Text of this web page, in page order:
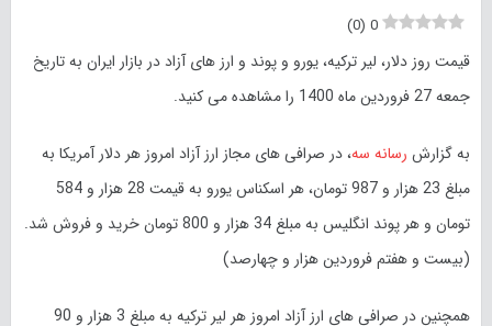
0
(
0
)
قیمت روز دلار، لیر ترکیه، یورو و پوند و ارز های آزاد در بازار ایران به تاریخ
جمعه 27 فروردین ماه 1400 را مشاهده می کنید.
به گزارش رسانه سه، در صرافی های مجاز ارز آزاد امروز هر دلار آمریکا به
مبلغ 23 هزار و 987 تومان، هر اسکناس یورو به قیمت 28 هزار و 584
تومان و هر پوند انگلیس به مبلغ 34 هزار و 800 تومان خرید و فروش شد.
(بیست و هفتم فروردین هزار و چهارصد)
همچنین در صرافی های ارز آزاد امروز هر لیر ترکیه به مبلغ 3 هزار و 90